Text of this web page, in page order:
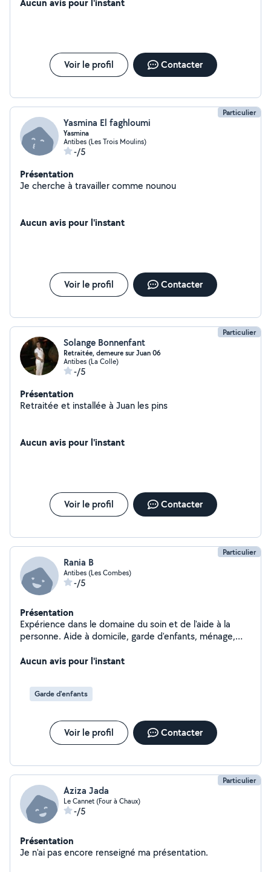
Voir le profil Contacter
Particulier
Yasmina El faghloumi
Yasmina
Antibes (Les Trois Moulins)
-/5
Présentation
Je cherche à travailler comme nounou
Aucun avis pour l'instant
Voir le profil Contacter
Particulier
Solange Bonnenfant
Retraitée, demeure sur Juan 06
Antibes (La Colle)
-/5
Présentation
Retraitée et installée à Juan les pins
Aucun avis pour l'instant
Voir le profil Contacter
Particulier
Rania B
Antibes (Les Combes)
-/5
Présentation
Expérience dans le domaine du soin et de l'aide à la
personne. Aide à domicile, garde d'enfants, ménage,
Aucun avis pour l'instant
Garde d'enfants
Voir le profil Contacter
Particulier
Aziza Jada
Le Cannet (Four à Chaux)
-/5
Présentation
Je n'ai pas encore renseigné ma présentation.